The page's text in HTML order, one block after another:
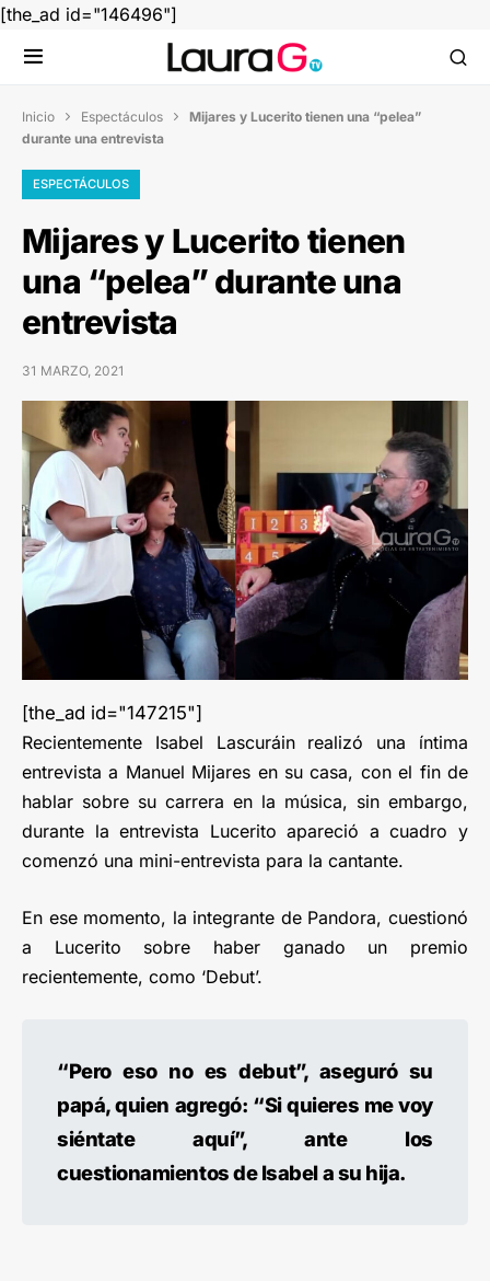
[the_ad id="146496"]
Inicio  Espectáculos  Mijares y Lucerito tienen una “pelea”
durante una entrevista
ESPECTÁCULOS
Mijares y Lucerito tienen
una “pelea” durante una
entrevista
31 MARZO, 2021
[the_ad id="147215"]
Recientemente Isabel Lascuráin realizó una íntima
entrevista a Manuel Mijares en su casa, con el fin de
hablar sobre su carrera en la música, sin embargo,
durante la entrevista Lucerito apareció a cuadro y
comenzó una mini-entrevista para la cantante.
En ese momento, la integrante de Pandora, cuestionó
a Lucerito sobre haber ganado un premio
recientemente, como ‘Debut’.
“Pero eso no es debut”, aseguró su
papá, quien agregó: “Si quieres me voy
siéntate aquí”, ante los
cuestionamientos de Isabel a su hija.